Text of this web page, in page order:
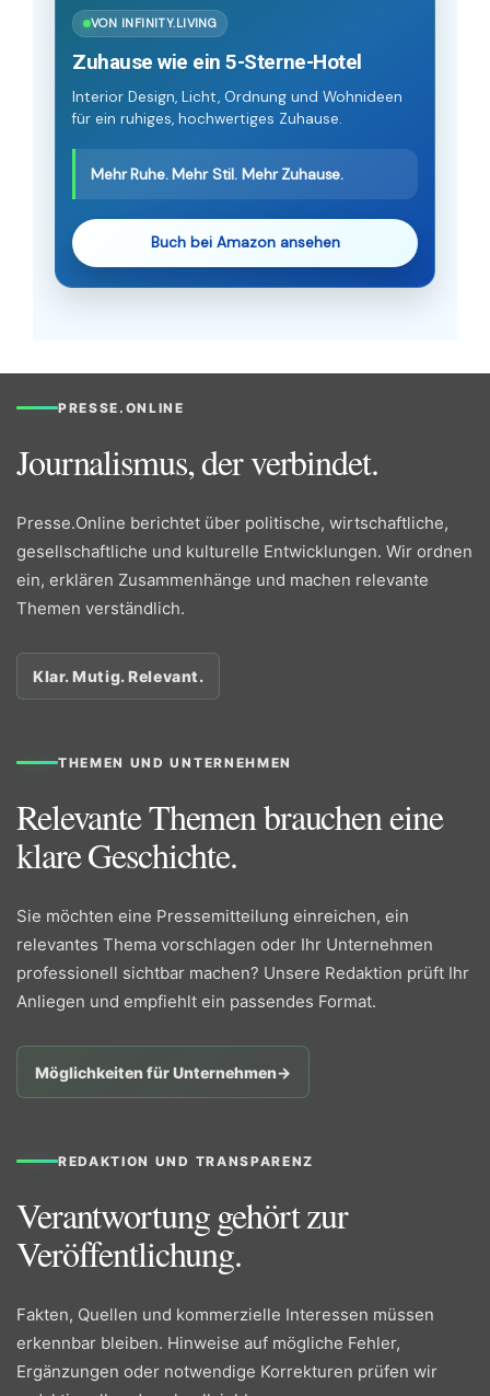
VON INFINITY.LIVING
Zuhause wie ein 5-Sterne-Hotel
Interior Design, Licht, Ordnung und Wohnideen
für ein ruhiges, hochwertiges Zuhause.
Mehr Ruhe. Mehr Stil. Mehr Zuhause.
Buch bei Amazon ansehen
PRESSE.ONLINE
Journalismus, der verbindet.
Presse.Online berichtet über politische, wirtschaftliche,
gesellschaftliche und kulturelle Entwicklungen. Wir ordnen
ein, erklären Zusammenhänge und machen relevante
Themen verständlich.
Klar. Mutig. Relevant.
THEMEN UND UNTERNEHMEN
Relevante Themen brauchen eine
klare Geschichte.
Sie möchten eine Pressemitteilung einreichen, ein
relevantes Thema vorschlagen oder Ihr Unternehmen
professionell sichtbar machen? Unsere Redaktion prüft Ihr
Anliegen und empfiehlt ein passendes Format.
Möglichkeiten für Unternehmen→
REDAKTION UND TRANSPARENZ
Verantwortung gehört zur
Veröffentlichung.
Fakten, Quellen und kommerzielle Interessen müssen
erkennbar bleiben. Hinweise auf mögliche Fehler,
Ergänzungen oder notwendige Korrekturen prüfen wir